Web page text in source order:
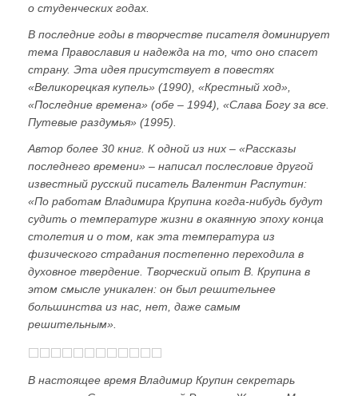
о студенческих годах.
В последние годы в творчестве писателя доминирует
тема Православия и надежда на то, что оно спасет
страну. Эта идея присутствует в повестях
«Великорецкая купель» (1990), «Крестный ход»,
«Последние времена» (обе – 1994), «Слава Богу за все.
Путевые раздумья» (1995).
Автор более 30 книг. К одной из них – «Рассказы
последнего времени» – написал послесловие другой
известный русский писатель Валентин Распутин:
«По работам Владимира Крупина когда-нибудь будут
судить о температуре жизни в окаянную эпоху конца
столетия и о том, как эта температура из
физического страдания постепенно переходила в
духовное твердение. Творческий опыт В. Крупина в
этом смысле уникален: он был решительнее
большинства из нас, нет, даже самым
решительным».
В настоящее время Владимир Крупин секретарь